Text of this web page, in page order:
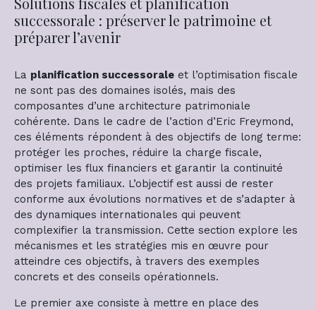
successorale : préserver le patrimoine et
préparer l’avenir
La planification successorale et l’optimisation fiscale
ne sont pas des domaines isolés, mais des
composantes d’une architecture patrimoniale
cohérente. Dans le cadre de l’action d’Eric Freymond,
ces éléments répondent à des objectifs de long terme:
protéger les proches, réduire la charge fiscale,
optimiser les flux financiers et garantir la continuité
des projets familiaux. L’objectif est aussi de rester
conforme aux évolutions normatives et de s’adapter à
des dynamiques internationales qui peuvent
complexifier la transmission. Cette section explore les
mécanismes et les stratégies mis en œuvre pour
atteindre ces objectifs, à travers des exemples
concrets et des conseils opérationnels.
Le premier axe consiste à mettre en place des